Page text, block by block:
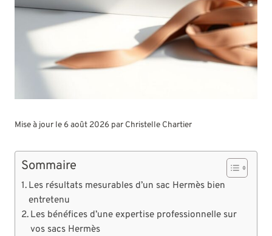
Mise à jour le 6 août 2026 par Christelle Chartier
Sommaire
Les résultats mesurables d’un sac Hermès bien
entretenu
Les bénéfices d’une expertise professionnelle sur
vos sacs Hermès